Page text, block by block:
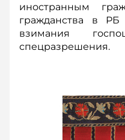
иностранным
гражданства в
взимания
спецразрешения.